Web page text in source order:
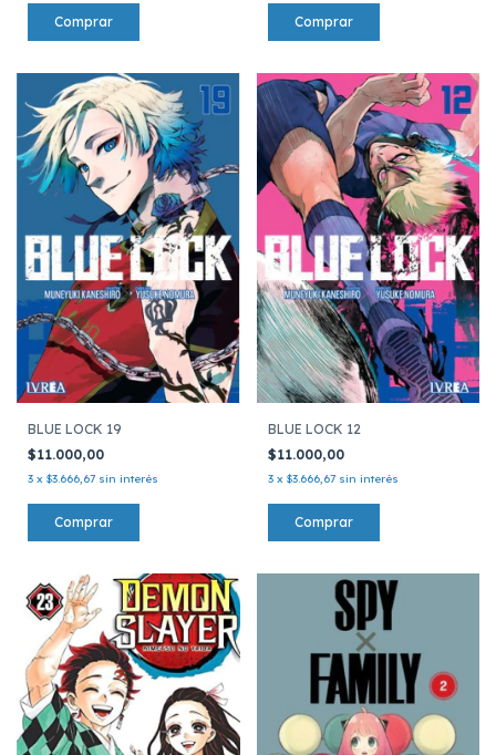
BLUE LOCK 19
$11.000,00
3 x $3.666,67 sin interés
BLUE LOCK 12
$11.000,00
3 x $3.666,67 sin interés